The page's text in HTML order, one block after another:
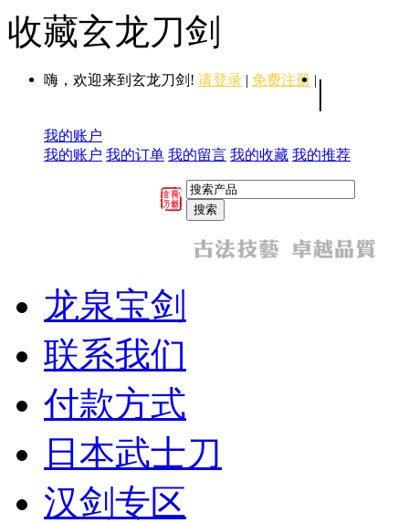
收藏玄龙刀剑
嗨，欢迎来到玄龙刀剑! 请登录 | 免费注册 | |
我的账户
我的账户 我的订单 我的留言 我的收藏 我的推荐
龙泉宝剑
联系我们
付款方式
日本武士刀
汉剑专区